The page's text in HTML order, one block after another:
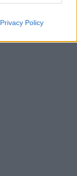
Privacy Policy